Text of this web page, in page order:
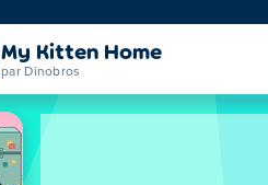
My Kitten Home
par Dinobros